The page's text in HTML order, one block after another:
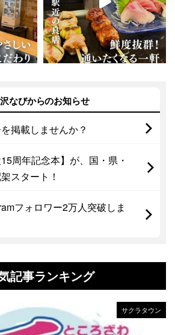
なびからのお知らせ
掲載しませんか？
15周年記念本】が、国・県・
スタート！
フォロワー2万人突破しま
記事ランキング
サクラタウン